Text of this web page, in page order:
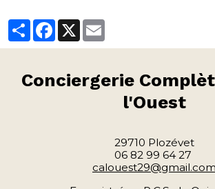
PartagerFacebook
X
Conciergerie
l'Ouest
29710 Plozévet
06 82 99 64 27
calouest29@gmail.com